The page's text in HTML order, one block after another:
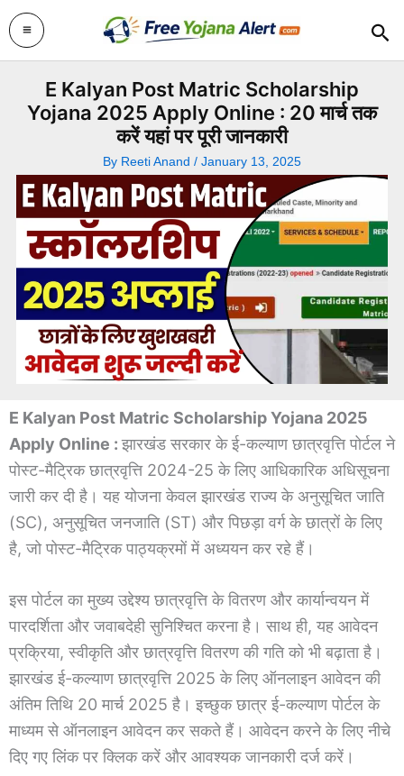
Skip
to
content
E Kalyan Post Matric Scholarship
Yojana 2025 Apply Online : 20 मार्च तक
करें यहां पर पूरी जानकारी
By Reeti Anand / January 13, 2025
E Kalyan Post Matric Scholarship Yojana 2025
Apply Online :झारखंड सरकार के ई-कल्याण छात्रवृत्ति पोर्टल ने
पोस्ट-मैट्रिक छात्रवृत्ति 2024-25 के लिए आधिकारिक अधिसूचना
जारी कर दी है। यह योजना केवल झारखंड राज्य के अनुसूचित जाति
(SC), अनुसूचित जनजाति (ST) और पिछड़ा वर्ग के छात्रों के लिए
है, जो पोस्ट-मैट्रिक पाठ्यक्रमों में अध्ययन कर रहे हैं।
इस पोर्टल का मुख्य उद्देश्य छात्रवृत्ति के वितरण और कार्यान्वयन में
पारदर्शिता और जवाबदेही सुनिश्चित करना है। साथ ही, यह आवेदन
प्रक्रिया, स्वीकृति और छात्रवृत्ति वितरण की गति को भी बढ़ाता है।
झारखंड ई-कल्याण छात्रवृत्ति 2025 के लिए ऑनलाइन आवेदन की
अंतिम तिथि 20 मार्च 2025 है। इच्छुक छात्र ई-कल्याण पोर्टल के
माध्यम से ऑनलाइन आवेदन कर सकते हैं। आवेदन करने के लिए नीचे
दिए गए लिंक पर क्लिक करें और आवश्यक जानकारी दर्ज करें।